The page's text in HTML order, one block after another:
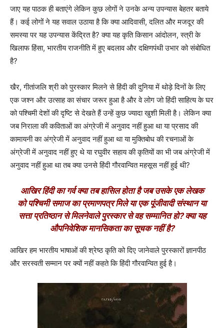
जाए यह पाठक ही बताएंगे लेकिन कुछ लोगों ने उनके अन्य उपन्यास बेहतर बताये
हैं। कई लोगों ने यह सवाल उठाया है कि क्या आदिवासी, दलित और मजदूर की
समस्या पर यह उपन्यास केंद्रित है? क्या यह कृति किसान आंदोलन, स्त्री के
खिलाफ हिंसा, भारतीय राजनीति में हुए बदलाव और दक्षिणपंथी उभार को संबोधित
है?
खैर, गीतांजलि श्री को पुरस्कार मिलने से हिंदी की दुनिया में थोड़े दिनों के लिए
एक जश्न और उत्साह का संचार जरूर हुआ है और वे लोग जो हिंदी साहित्य के घर
को पश्चिमी देशों की दृष्टि से देखते हैं उन्हें कुछ ज्यादा खुशी मिली है। लेकिन क्या
जब निराला की कविताओं का अंग्रेजी में अनुवाद नहीं हुआ था या प्रसाद की
कामायनी का अंग्रेजी में अनुवाद नहीं हुआ था या मुक्तिबोध की रचनाओं के
अंग्रेजी में अनुवाद नहीं हुए थे या रघुवीर सहाय की कृतियों का भी जब अंग्रेजी में
अनुवाद नहीं हुआ था तब क्या उनसे हिंदी गौरवान्वित महसूस नहीं हुई थी?
आखिर हिंदी का गर्व क्या तब हासिल होता है जब उसके एक लेखक
को पश्चिमी समाज का प्रमाणपत्र मिले या एक पूंजीवादी संस्थान या
सत्ता प्रतिष्ठान से मिलनेवाले पुरस्कार से वह सम्मानित हो? क्या यह
औपनिवेशिक मानसिकता का सूचक नहीं है?
आखिर हम भारतीय भाषाओं की श्रेष्ठ कृति को दिए जानेवाले पुरस्कारों ज्ञानपीठ
और सरस्वती सम्मान पर क्यों नहीं कहते कि हिंदी गौरवान्वित हुई है।